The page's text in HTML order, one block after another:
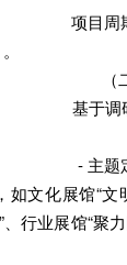
项目周
基于调
- 主题
文化展馆“文
行业展馆“聚